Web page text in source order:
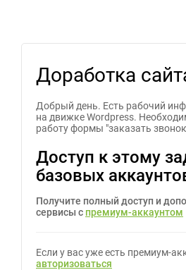
Доработка
Добрый день. Есть рабочий
на движке Wordpress.
работу формы "заказать
Доступ к этому
базовых
Получите полный доступ и
сервисы с премиум-аккаунтом
Если у вас уже есть премиум-
авторизоваться